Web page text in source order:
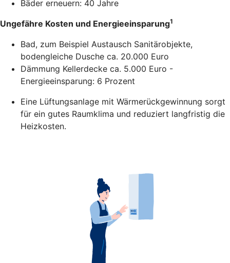
Bäder erneuern: 40 Jahre
Ungefähre Kosten und Energieeinsparung1
Bad, zum Beispiel Austausch Sanitärobjekte,
bodengleiche Dusche ca. 20.000 Euro
Dämmung Kellerdecke ca. 5.000 Euro -
Energieeinsparung: 6 Prozent
Eine Lüftungsanlage mit Wärmerückgewinnung sorgt
für ein gutes Raumklima und reduziert langfristig die
Heizkosten.